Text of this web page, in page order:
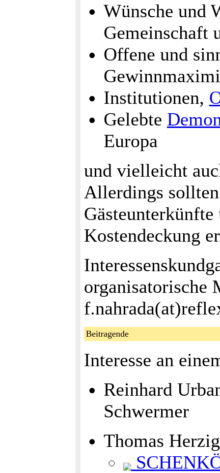
Wünsche und
Gemeinschaft
Offene und
Institutionen,
Gelebte
Europa
und vielleicht
Allerdings
Gästeunterkünfte
Kostendeckung
organisatorische
Beitragende
Interesse an
Reinhard
Schwermer
Thomas